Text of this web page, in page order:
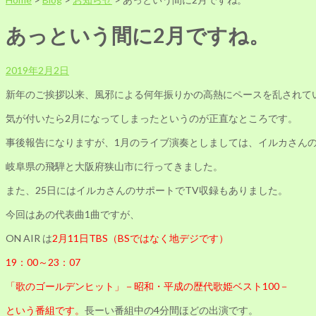
あっという間に2月ですね。
2019年2月2日
新年のご挨拶以来、風邪による何年振りかの高熱にペースを乱されて
気が付いたら2月になってしまったというのが正直なところです。
事後報告になりますが、1月のライブ演奏としましては、イルカさん
岐阜県の飛騨と大阪府狭山市に行ってきました。
また、25日にはイルカさんのサポートでTV収録もありました。
今回はあの代表曲1曲ですが、
ON AIR は2月11日TBS（BSではなく地デジです）
19：00～23：07
「歌のゴールデンヒット」－昭和・平成の歴代歌姫ベスト100－
という番組です。 長ーい番組中の4分間ほどの出演です。